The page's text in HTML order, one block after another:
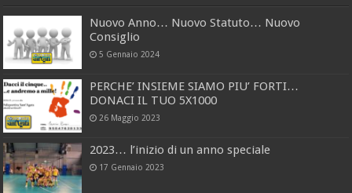
Nuovo Anno… Nuovo Statuto… Nuovo
Consiglio
5 Gennaio 2024
PERCHE’ INSIEME SIAMO PIU’ FORTI…
DONACI IL TUO 5X1000
26 Maggio 2023
2023… l’inizio di un anno speciale
17 Gennaio 2023